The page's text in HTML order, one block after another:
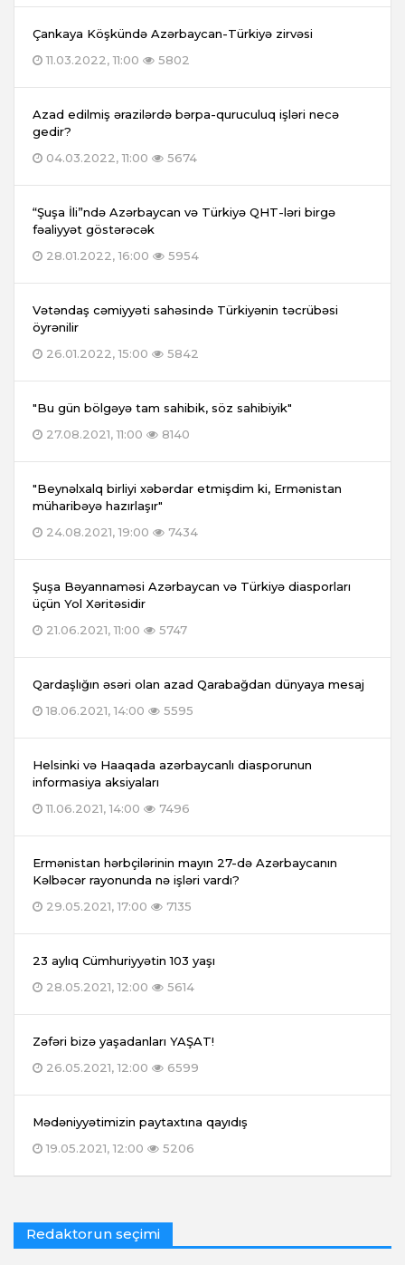
Çankaya Köşkündə Azərbaycan-Türkiyə zirvəsi
11.03.2022, 11:00
5802
Azad edilmiş ərazilərdə bərpa-quruculuq işləri necə
gedir?
04.03.2022, 11:00
5674
“Şuşa İli”ndə Azərbaycan və Türkiyə QHT-ləri birgə
fəaliyyət göstərəcək
28.01.2022, 16:00
5954
Vətəndaş cəmiyyəti sahəsində Türkiyənin təcrübəsi
öyrənilir
26.01.2022, 15:00
5842
"Bu gün bölgəyə tam sahibik, söz sahibiyik"
27.08.2021, 11:00
8140
"Beynəlxalq birliyi xəbərdar etmişdim ki, Ermənistan
müharibəyə hazırlaşır"
24.08.2021, 19:00
7434
Şuşa Bəyannaməsi Azərbaycan və Türkiyə diasporları
üçün Yol Xəritəsidir
21.06.2021, 11:00
5747
Qardaşlığın əsəri olan azad Qarabağdan dünyaya mesaj
18.06.2021, 14:00
5595
Helsinki və Haaqada azərbaycanlı diasporunun
informasiya aksiyaları
11.06.2021, 14:00
7496
Ermənistan hərbçilərinin mayın 27-də Azərbaycanın
Kəlbəcər rayonunda nə işləri vardı?
29.05.2021, 17:00
7135
23 aylıq Cümhuriyyətin 103 yaşı
28.05.2021, 12:00
5614
Zəfəri bizə yaşadanları YAŞAT!
26.05.2021, 12:00
6599
Mədəniyyətimizin paytaxtına qayıdış
19.05.2021, 12:00
5206
Redaktorun seçimi